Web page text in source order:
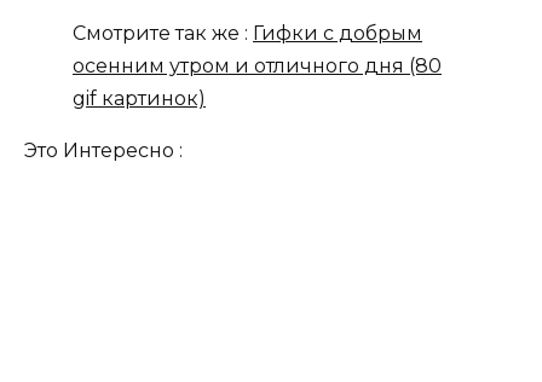
Смотрите так же : Гифки с добрым
осенним утром и отличного дня (80
gif картинок)
Это Интересно :